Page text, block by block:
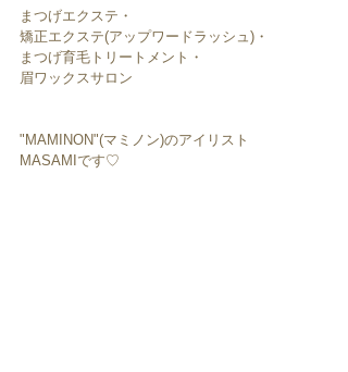
まつげエクステ・
矯正エクステ(アップワードラッシュ)・
まつげ育毛トリートメント・
眉ワックスサロン
"MAMINON"(マミノン)のアイリスト
MASAMIです♡